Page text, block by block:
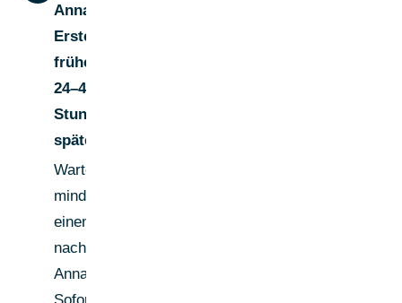
Annahme:
Erste DM —
frühestens
24–48
Stunden
später
Warte
mindestens
einen Tag
nach der
Annahme.
Sofortiges